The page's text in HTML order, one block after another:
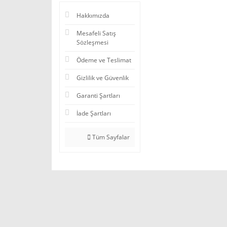
Hakkımızda
Mesafeli Satış
Sözleşmesi
Ödeme ve Teslimat
Gizlilik ve Güvenlik
Garanti Şartları
İade Şartları
Tüm Sayfalar